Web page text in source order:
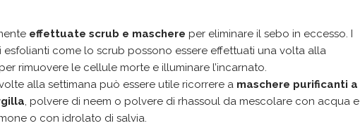
effettuate scrub e maschere per eliminare il sebo in eccesso. I
esfolianti come lo scrub possono essere effettuati una volta alla
rimuovere le cellule morte e illuminare l’incarnato.
alla settimana può essere utile ricorrere a maschere purificanti a
, polvere di neem o polvere di rhassoul da mescolare con acqua e
o con idrolato di salvia.